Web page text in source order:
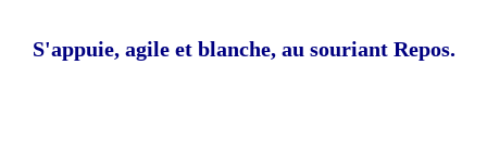
S'appuie, agile et blanche, au souriant Repos.